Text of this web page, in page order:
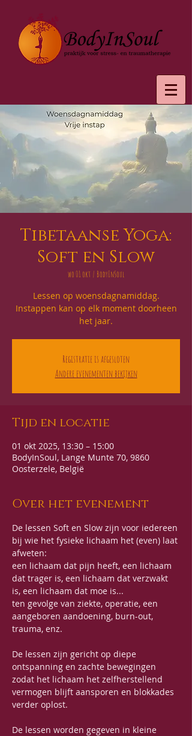
Tibetaanse Yoga:
Soft en Slow
wo 01 okt
  |
BodyInSoul
Lessen op woensdagnamiddag.
Instappen kan op elk moment doorheen
het jaar.
Registratie is afgesloten
Andere evenementen bekijken
Tijd en locatie
01 okt 2025, 13:30 – 15:00
BodyInSoul, Lange Munte 70, 9860
Oosterzele, België
Over het evenement
De lessen Soft en Slow zijn voor iedereen
bij wie het fysieke lichaam het (even) laat
afweten:
een lichaam dat pijn heeft, een lichaam
dat trager is, een lichaam dat verzwakt
is, een lichaam dat moe is...
ten gevolge van ziekte, operatie, een
aangeboren aandoening, burn-out,
trauma, enz.
De lessen zijn gericht op diepe
ontspanning en zachte bewegingen
zodat het lichaam het zelfherstellend
vermogen blijft aansporen en blokkades
verder oplost.
De lessen worden gegeven in kleine